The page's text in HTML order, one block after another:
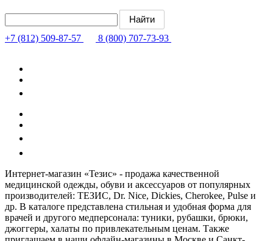
+7 (812) 509-87-57 8 (800) 707-73-93
Интернет-магазин «Тезис» - продажа качественной
медицинской одежды, обуви и аксессуаров от популярных
производителей: ТЕЗИС, Dr. Nice, Dickies, Cherokee, Pulse и
др. В каталоге представлена стильная и удобная форма для
врачей и другого медперсонала: туники, рубашки, брюки,
джоггеры, халаты по привлекательным ценам. Также